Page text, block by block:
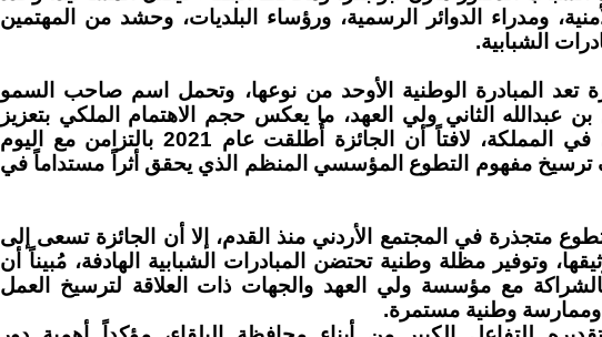
ومدراء الدوائر الرسمية، ورؤساء البلديات، وحشد من المهتمين
الشبابية.
تعد المبادرة الوطنية الأوحد من نوعها، وتحمل اسم صاحب السمو
بن عبدالله الثاني ولي العهد، ما يعكس حجم الاهتمام الملكي بتعزيز
ثقافة العمل التطوعي في المملكة، لافتاً أن الجائزة أُطلقت عام 2021 بالتزامن مع اليوم
ترسيخ مفهوم التطوع المؤسسي المنظم الذي يحقق أثراً مستداماً في
متجذرة في المجتمع الأردني منذ القدم، إلا أن الجائزة تسعى إلى
وتوفير مظلة وطنية تحتضن المبادرات الشبابية الهادفة، مُبيناً أن
مع مؤسسة ولي العهد والجهات ذات العلاقة لترسيخ العمل
وممارسة وطنية مستمرة.